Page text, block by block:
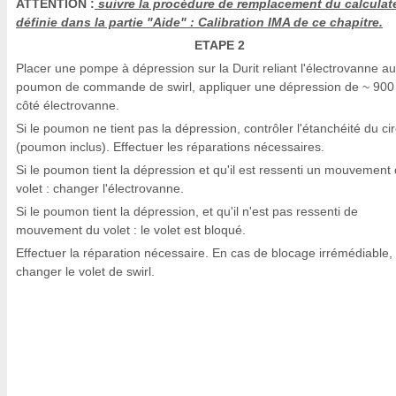
ATTENTION : suivre la procédure de remplacement du
définie dans la partie "Aide" : Calibration IMA de ce chapitre.
ETAPE 2
Placer une pompe à dépression sur la Durit reliant l'électrovanne au
poumon de commande de swirl, appliquer une dépression de ~
côté électrovanne.
Si le poumon ne tient pas la dépression, contrôler l'étanchéité du
(poumon inclus). Effectuer les réparations nécessaires.
Si le poumon tient la dépression et qu'il est ressenti un mouvement
volet : changer l'électrovanne.
Si le poumon tient la dépression, et qu'il n'est pas ressenti de
mouvement du volet : le volet est bloqué.
Effectuer la réparation nécessaire. En cas de blocage irrémédiable,
changer le volet de swirl.